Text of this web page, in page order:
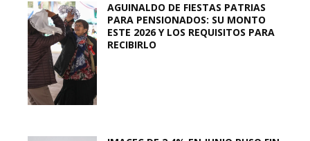
AGUINALDO DE FIESTAS PATRIAS
PARA PENSIONADOS: SU MONTO
ESTE 2026 Y LOS REQUISITOS PARA
RECIBIRLO